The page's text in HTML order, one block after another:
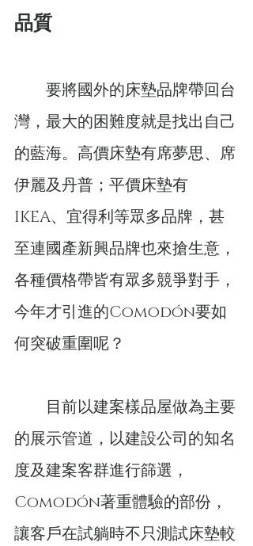
品質
要將國外的床墊品牌帶回台
灣，最大的困難度就是找出自己
的藍海。高價床墊有席夢思、席
伊麗及丹普；平價床墊有
IKEA、宜得利等眾多品牌，甚
至連國產新興品牌也來搶生意，
各種價格帶皆有眾多競爭對手，
今年才引進的Comodón要如
何突破重圍呢？
目前以建案樣品屋做為主要
的展示管道，以建設公司的知名
度及建案客群進行篩選，
Comodón著重體驗的部份，
讓客戶在試躺時不只測試床墊較